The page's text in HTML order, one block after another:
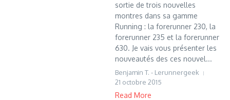
sortie de trois nouvelles
montres dans sa gamme
Running : la forerunner 230, la
forerunner 235 et la forerunner
630. Je vais vous présenter les
nouveautés des ces nouvel...
Benjamin T. - Lerunnergeek
21 octobre 2015
Read More